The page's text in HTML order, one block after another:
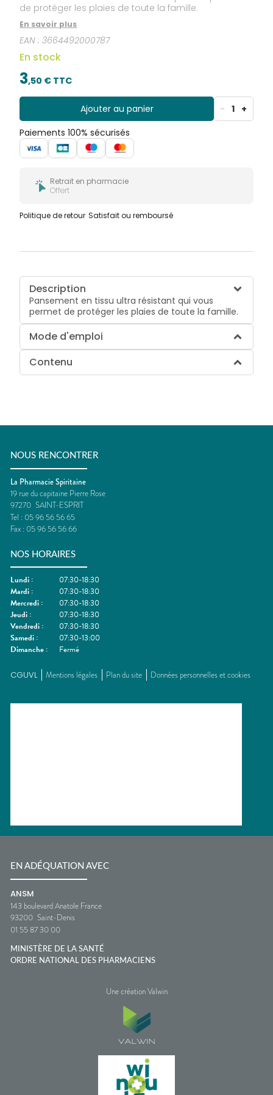
de protéger les plaies de toute la famille.
En savoir plus
EAN :3664492000787
En stock
3,50 € TTC
Ajouter au panier - 1 +
Paiements 100% sécurisés
Retrait en pharmacie
Offert
Politique de retour Satisfait ou remboursé
Description
Pansement en tissu ultra résistant qui vous
permet de protéger les plaies de toute la famille.
Mode d'emploi
Contenu
NOUS RENCONTRER
La Pharmacie Spiritaine
19 rue du capitaine Pierre Rose
97270 SAINT-ESPRIT
Tel : 05 96 56 56 65
Fax : 05 96 56 56 66
NOS HORAIRES
Lundi :
07:30-18:30
Mardi :
07:30-18:30
Mercredi :
07:30-18:30
Jeudi :
07:30-18:30
Vendredi :
07:30-18:30
Samedi :
07:30-13:00
Dimanche : Fermé
CGUVL Mentions légales Plan du site Données personnelles et cookies
EN ADÉQUATION AVEC
ANSM
143 boulevard Anatole France
93200 Saint-Denis
01 55 87 30 00
MINISTÈRE DE LA SANTÉ
ORDRE NATIONAL DES PHARMACIENS
Une création Valwin